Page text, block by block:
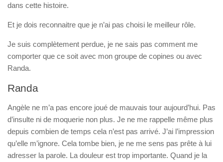
dans cette histoire.
Et je dois reconnaitre que je n’ai pas choisi le meilleur rôle.
Je suis complètement perdue, je ne sais pas comment me
comporter que ce soit avec mon groupe de copines ou avec
Randa.
Randa
Angèle ne m’a pas encore joué de mauvais tour aujourd’hui. Pas
d’insulte ni de moquerie non plus. Je ne me rappelle même plus
depuis combien de temps cela n’est pas arrivé. J’ai l’impression
qu’elle m’ignore. Cela tombe bien, je ne me sens pas prête à lui
adresser la parole. La douleur est trop importante. Quand je la